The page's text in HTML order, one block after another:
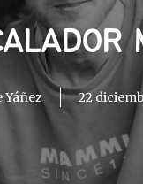
Yáñez 22